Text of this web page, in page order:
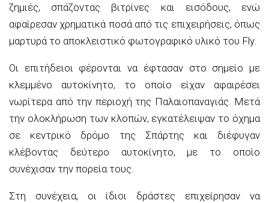
ζημιές, σπάζοντας βιτρίνες και εισόδους, ενώ
αφαίρεσαν χρηματικά ποσά από τις επιχειρήσεις, όπως
μαρτυρά το αποκλειστικό φωτογραφικό υλικό του Fly.
Οι επιτήδειοι φέρονται να έφτασαν στο σημείο με
κλεμμένο αυτοκίνητο, το οποίο είχαν αφαιρέσει
νωρίτερα από την περιοχή της Παλαιοπαναγιάς. Μετά
την ολοκλήρωση των κλοπών, εγκατέλειψαν το όχημα
σε κεντρικό δρόμο της Σπάρτης και διέφυγαν
κλέβοντας δεύτερο αυτοκίνητο, με το οποίο
συνέχισαν την πορεία τους.
Στη συνέχεια, οι ίδιοι δράστες επιχείρησαν να